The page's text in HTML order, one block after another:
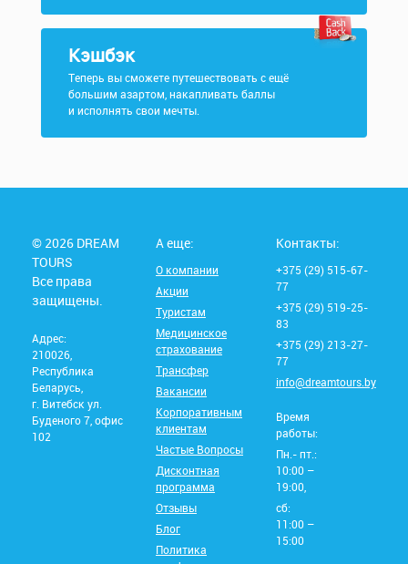
Кэшбэк
Теперь вы сможете путешествовать с ещё
большим азартом, накапливать баллы
и исполнять свои мечты.
© 2026 DREAM
TOURS
Все права
защищены.
Адрес:
210026,
Республика
Беларусь,
г. Витебск ул.
Буденого 7, офис
102
А еще:
О компании
Акции
Туристам
Медицинское
страхование
Трансфер
Вакансии
Корпоративным
клиентам
Частые Вопросы
Дисконтная
программа
Отзывы
Блог
Политика
Контакты:
+375 (29) 515-67-
77
+375 (29) 519-25-
83
+375 (29) 213-27-
77
info@dreamtours.by
Время
работы:
Пн.- пт.:
10:00 –
19:00,
сб:
11:00 –
15:00